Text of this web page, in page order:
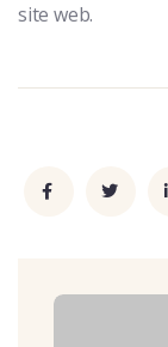
site web.